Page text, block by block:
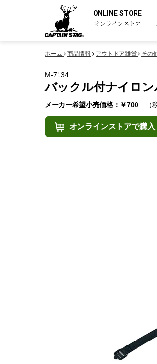
ONLINE STORE
オンラインストア
ホーム 商品情報 アウトドア雑貨 その
M-7134
バックル付ナイロン
メーカー希望小売価格：￥700 （
オンラインストアで購入